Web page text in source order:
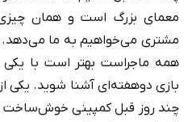
معمای بزرگ است و همان
مشتری می‌خواهیم به ما
همه ماجراست بهتر است با یکی
بازی دوهفته‌ای آشنا شوید. یکی
چند روز قبل کمپینی خوش‌ساخت و